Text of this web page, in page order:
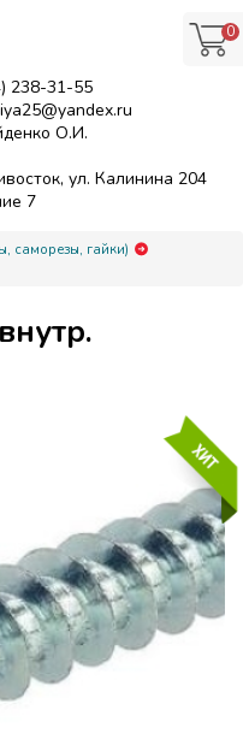
238-31-55
О.И.
ул. Калинина 204
7
0
саморезы, гайки)